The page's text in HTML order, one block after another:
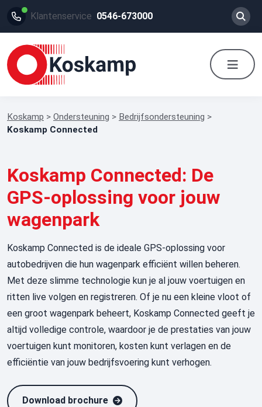
Klantenservice 0546-673000
Koskamp > Ondersteuning > Bedrijfsondersteuning >
Koskamp Connected
Koskamp Connected: De
GPS-oplossing voor jouw
wagenpark
Koskamp Connected is de ideale GPS-oplossing voor
autobedrijven die hun wagenpark efficiënt willen beheren.
Met deze slimme technologie kun je al jouw voertuigen en
ritten live volgen en registreren. Of je nu een kleine vloot of
een groot wagenpark beheert, Koskamp Connected geeft je
altijd volledige controle, waardoor je de prestaties van jouw
voertuigen kunt monitoren, kosten kunt verlagen en de
efficiëntie van jouw bedrijfsvoering kunt verhogen.
Download brochure